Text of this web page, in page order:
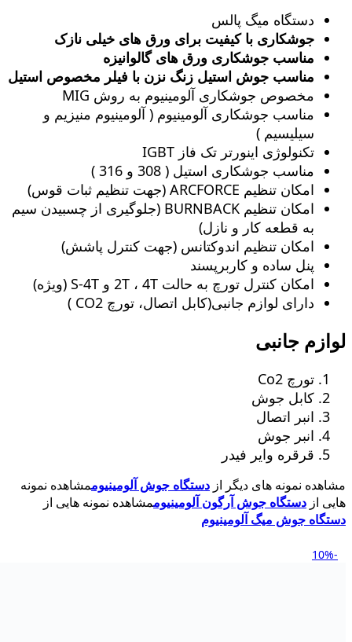
دستگاه میگ پالس
جوشکاری با کیفیت برای ورق های خیلی نازک
مناسب جوشکاری ورق های گالوانیزه
مناسب جوش استیل زنگ‌ نزن با فیلر مخصوص استیل
مخصوص جوشکاری آلومینیوم به روش MIG
مناسب جوشکاری آلومینیوم ( آلومینیوم منیزیم و
سیلیسیم )
تکنولوژی اینورتر تک فاز IGBT
مناسب جوشکاری استیل ( 308 و 316 )
امکان تنظیم ARCFORCE (جهت تنظیم ثبات قوس)
امکان تنظیم BURNBACK (جلوگیری از چسبیدن سیم
به قطعه کار و نازل)
امکان تنظیم اندوکتانس (جهت کنترل پاشش)
پنل ساده و کاربرپسند
امکان کنترل تورچ به حالت 2T ، 4T و S-4T (ویژه)
دارای لوازم جانبی(کابل اتصال، تورچ CO2 )
لوازم جانبی
تورچ Co2
کابل جوش
انبر اتصال
انبر جوش
قرقره وایر فیدر
مشاهده نمونه های دیگر از دستگاه جوش آلومینیوممشاهده نمونه
هایی از دستگاه جوش آرگون آلومینیوممشاهده نمونه هایی از
دستگاه جوش میگ آلومینیوم
-10%